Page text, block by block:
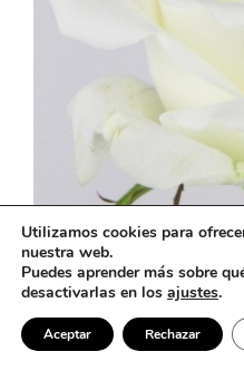
CORONA DE
Desde
Utilizamos cookies para
nuestra web.
Puedes aprender más sobre
desactivarlas en los ajustes.
Aceptar Rechazar